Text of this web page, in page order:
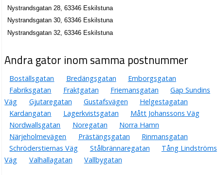
Mätteknik Mälardalen MäTeC AB
Stig Göran Westerberg
Nystrandsgatan 23, 63346 Eskilstuna
SmedFast AB
016-518434
Nystrandsgatan 23, 63346 Eskilstuna
TakXperten Eskilstuna AB
Ulf Christer Tomas Hoffström
016-517170
Nystrandsgatan 25, 63346 Eskilstuna
AB Eskilstuna Byggmetall
Bengt Nystedt
Nystrandsgatan 28, 63346 Eskilstuna
Nystrandsgatan 30, 63346 Eskilstuna
Nystrandsgatan 32, 63346 Eskilstuna
Andra gator inom samma postnummer
Boställsgatan Bredängsgatan
Emborgsgatan
Fabriksgatan
Fraktgatan Friemansgatan
Gap Sundins
Väg
Gjutaregatan Gustafsvägen
Helgestagatan
Kardangatan
Lagerkvistsgatan
Mått Johanssons Väg
Nordwallsgatan
Noregatan
Norra Hamn
Närjeholmevägen
Prästängsgatan
Rinmansgatan
Schröderstiernas Väg
Stålbrännaregatan
Tång Lindströms
Väg
Valhallagatan Vallbygatan